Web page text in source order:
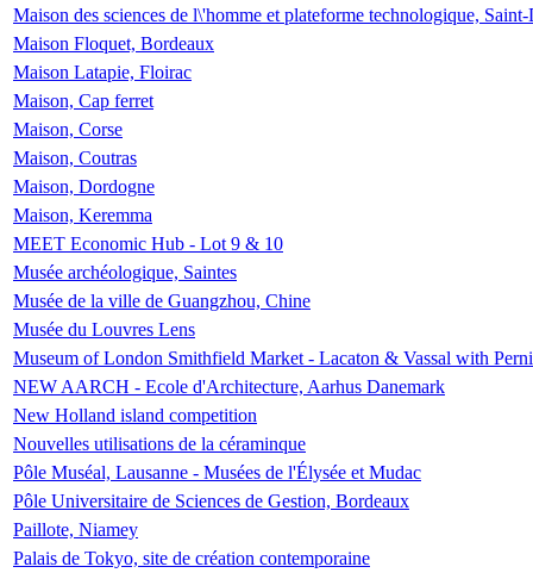
Maison des sciences de l\'homme et plateforme technologique,
Maison Floquet, Bordeaux
Maison Latapie, Floirac
Maison, Cap ferret
Maison, Corse
Maison, Coutras
Maison, Dordogne
Maison, Keremma
MEET Economic Hub - Lot 9 & 10
Musée archéologique, Saintes
Musée de la ville de Guangzhou, Chine
Musée du Louvres Lens
Museum of London Smithfield Market - Lacaton & Vassal with
NEW AARCH - Ecole d'Architecture, Aarhus Danemark
New Holland island competition
Nouvelles utilisations de la céraminque
Pôle Muséal, Lausanne - Musées de l'Élysée et Mudac
Pôle Universitaire de Sciences de Gestion, Bordeaux
Paillote, Niamey
Palais de Tokyo, site de création contemporaine